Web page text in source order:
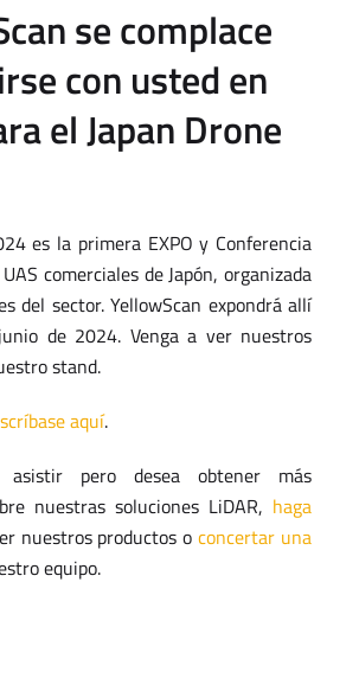
se complace
con usted en
el Japan Drone
es la primera EXPO y Conferencia
comerciales de Japón, organizada
del sector. YellowScan expondrá allí
de 2024. Venga a ver nuestros
stand.
aquí.
pero desea obtener más
nuestras soluciones LiDAR, haga
nuestros productos oconcertar una
equipo.